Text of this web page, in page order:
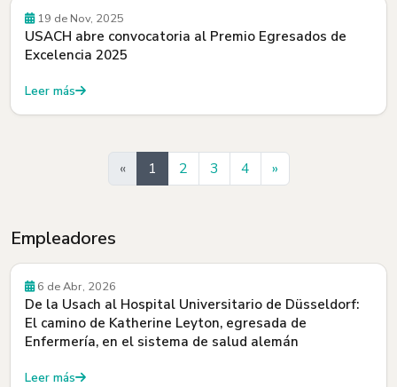
19 de Nov, 2025
USACH abre convocatoria al Premio Egresados de
Excelencia 2025
Leer más
« 1 2 3 4 »Siguiente
Empleadores
Empleadores
6 de Abr, 2026
De la Usach al Hospital Universitario de Düsseldorf:
El camino de Katherine Leyton, egresada de
Enfermería, en el sistema de salud alemán
Leer más